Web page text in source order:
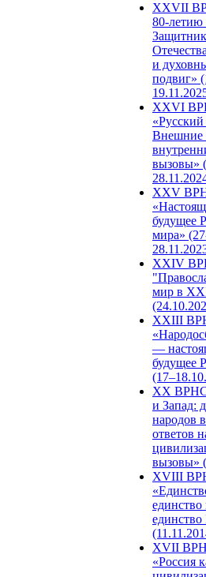
ХХVII
80-
и
подвиг»
XXVI
Внешние
вызовы»
XXV
будущее
мира»
XXIV
мир в
XXIII
—
будущее
XX ВРНС
и Запад:
народов
ответов
вызовы»
XVIII
единство
единство
XVII
«Россия